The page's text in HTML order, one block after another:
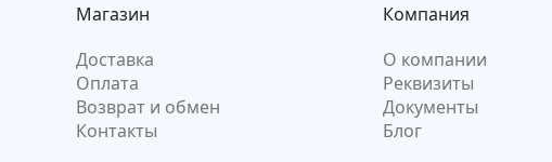
Магазин
Доставка
Оплата
Возврат и обмен
Контакты
Компания
О компании
Реквизиты
Документы
Блог